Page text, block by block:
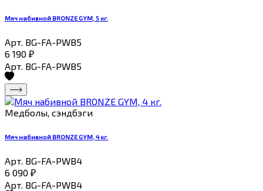
Мяч набивной BRONZE GYM, 5 кг.
Арт. BG-FA-PWB5
6 190 ₽
Арт. BG-FA-PWB5
Медболы, сэндбэги
Мяч набивной BRONZE GYM, 4 кг.
Арт. BG-FA-PWB4
6 090 ₽
Арт. BG-FA-PWB4